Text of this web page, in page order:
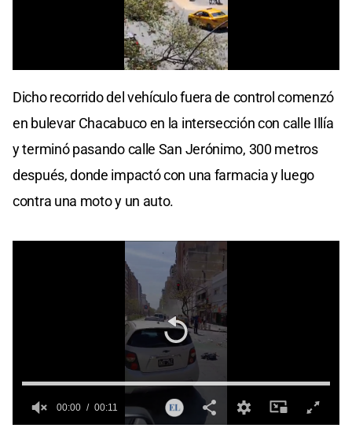
of
seconds
Dicho recorrido del vehículo fuera de control comenzó
en bulevar Chacabuco en la intersección con calle Illía
y terminó pasando calle San Jerónimo, 300 metros
después, donde impactó con una farmacia y luego
contra una moto y un auto.
00:00 00:11